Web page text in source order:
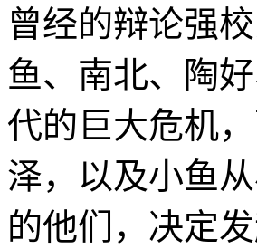
曾经的辩论强
鱼、南北、陶
代的巨大危机
泽，以及小鱼
的他们，决定